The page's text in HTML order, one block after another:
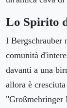
Lo Spirito
I Bergschrauber
comunità
davanti a una
allora è
"Großmehringer